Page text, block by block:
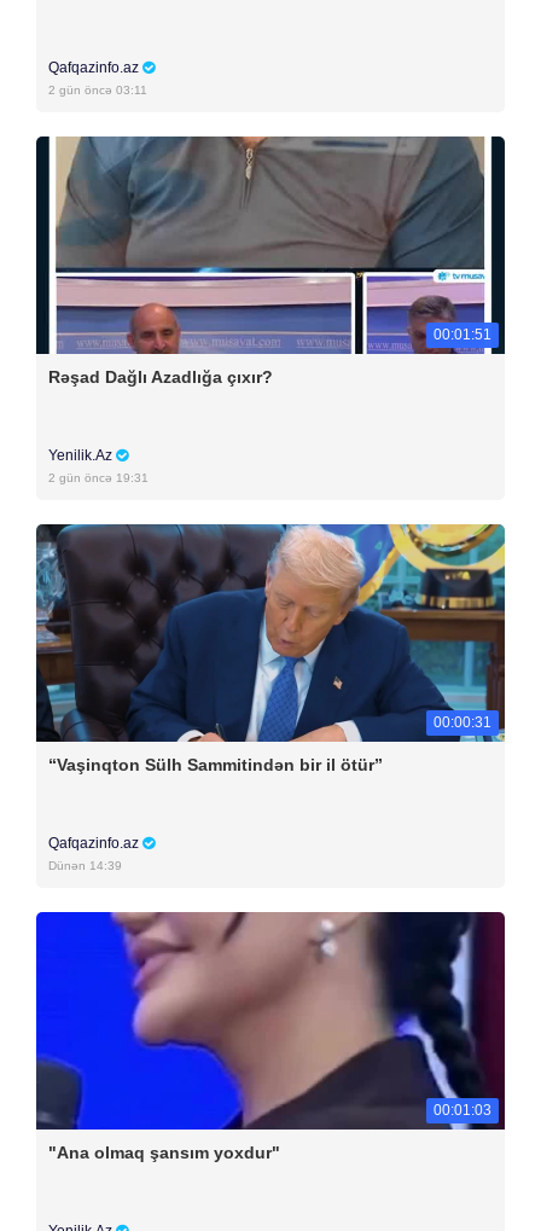
Qafqazinfo.az
2 gün öncə 03:11
00:01:51
Rəşad Dağlı Azadlığa çıxır?
Yenilik.Az
2 gün öncə 19:31
00:00:31
“Vaşinqton Sülh Sammitindən bir il ötür”
Qafqazinfo.az
Dünən 14:39
00:01:03
"Ana olmaq şansım yoxdur"